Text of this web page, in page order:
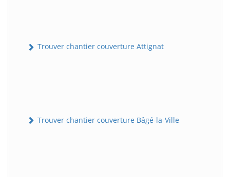
Trouver chantier couverture Attignat
Trouver chantier couverture Bâgé-la-Ville